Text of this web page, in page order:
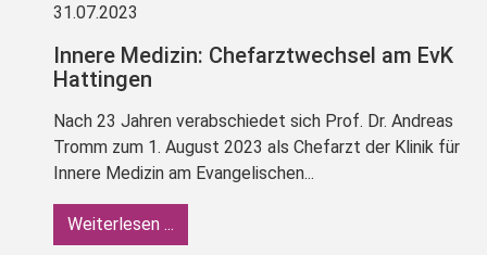
31.07.2023
Innere Medizin: Chefarztwechsel am EvK
Hattingen
Nach 23 Jahren verabschiedet sich Prof. Dr. Andreas
Tromm zum 1. August 2023 als Chefarzt der Klinik für
Innere Medizin am Evangelischen...
Weiterlesen ...